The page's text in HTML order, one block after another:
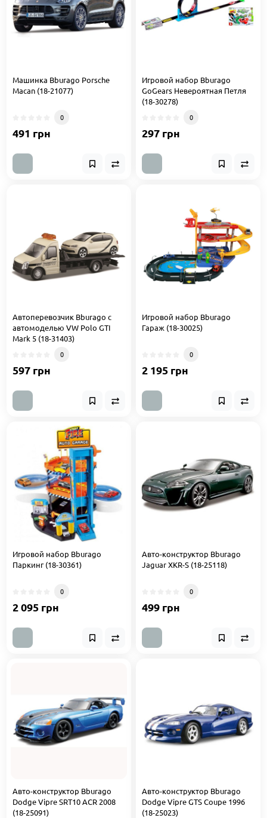
Машинка Bburago Porsche
Macan (18-21077)
0
491 грн
Игровой набор Bburago
GoGears Невероятная Петля
(18-30278)
0
297 грн
Автоперевозчик Bburago c
автомоделью VW Polo GTI
Mark 5 (18-31403)
0
597 грн
Игровой набор Bburago
Гараж (18-30025)
0
2 195 грн
Игровой набор Bburago
Паркинг (18-30361)
0
2 095 грн
Авто-конструктор Bburago
Jaguar XKR-S (18-25118)
0
499 грн
Авто-конструктор Bburago
Dodge Vipre SRT10 ACR 2008
(18-25091)
Авто-конструктор Bburago
Dodge Vipre GTS Coupe 1996
(18-25023)